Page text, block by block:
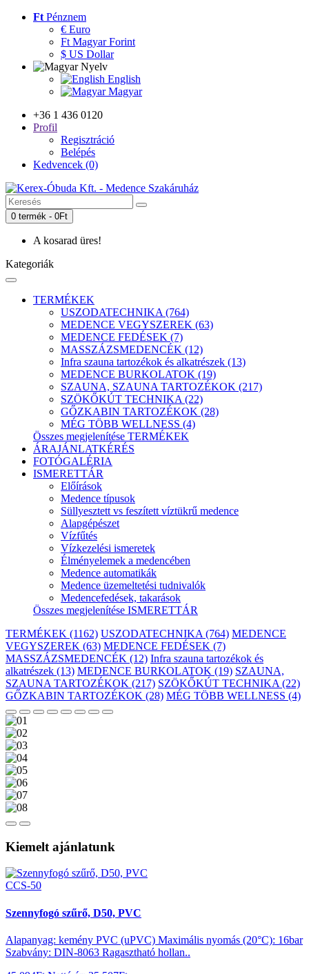
Ft Pénznem
€ Euro
Ft Magyar Forint
$ US Dollar
Nyelv
English
Magyar
+36 1 436 0120
Profil
Regisztráció
Belépés
Kedvencek (0)
0 termék - 0Ft
A kosarad üres!
Kategoriák
TERMÉKEK
USZODATECHNIKA (764)
MEDENCE VEGYSZEREK (63)
MEDENCE FEDÉSEK (7)
MASSZÁZSMEDENCÉK (12)
Infra szauna tartozékok és alkatrészek (13)
MEDENCE BURKOLATOK (19)
SZAUNA, SZAUNA TARTOZÉKOK (217)
SZÖKŐKÚT TECHNIKA (22)
GŐZKABIN TARTOZÉKOK (28)
MÉG TÖBB WELLNESS (4)
Összes megjelenítése TERMÉKEK
ÁRAJÁNLATKÉRÉS
FOTÓGALÉRIA
ISMERETTÁR
Előírások
Medence típusok
Süllyesztett vs feszített víztükrű medence
Alapgépészet
Vízfűtés
Vízkezelési ismeretek
Élményelemek a medencében
Medence automatikák
Medence üzemeltetési tudnivalók
Medencefedések, takarások
Összes megjelenítése ISMERETTÁR
TERMÉKEK (1162) USZODATECHNIKA (764) MEDENCE
VEGYSZEREK (63) MEDENCE FEDÉSEK (7)
MASSZÁZSMEDENCÉK (12) Infra szauna tartozékok és
alkatrészek (13) MEDENCE BURKOLATOK (19) SZAUNA,
SZAUNA TARTOZÉKOK (217) SZÖKŐKÚT TECHNIKA (22)
GŐZKABIN TARTOZÉKOK (28) MÉG TÖBB WELLNESS (4)
Kiemelt ajánlatunk
CCS-50
Szennyfogó szűrő, D50, PVC
Alapanyag: kemény PVC (uPVC) Maximális nyomás (20°C): 16bar
Szabvány: DIN-8063 Ragasztható hollan..